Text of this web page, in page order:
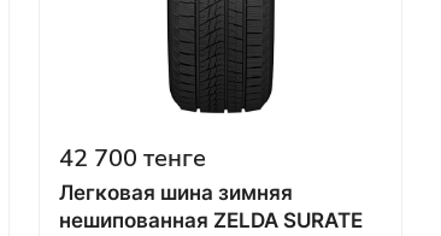
42 700 тенге
Легковая шина зимняя
нешипованная ZELDA SURATE